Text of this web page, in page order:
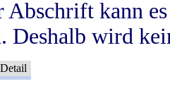
kann
Deshalb wird
Detail